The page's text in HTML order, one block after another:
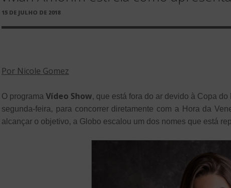
PUBLICADO
15 DE JULHO DE 2018
Por Nicole Gomez
O programa Vídeo Show, que está fora do ar devido à Copa
segunda-feira, para concorrer diretamente com a Hora da
alcançar o objetivo, a Globo escalou um dos nomes que está